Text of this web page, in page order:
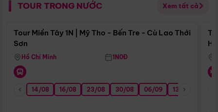
TOUR TRONG NƯỚC Xem tất cả
Điểm nổi bật
Tour Miền Tây 1N | Mỹ Tho - Bến Tre - Cù Lao Thới
Sơn
Hồ Chí Minh 1N0Đ
14/08 16/08 23/08 30/08 06/09 13/09